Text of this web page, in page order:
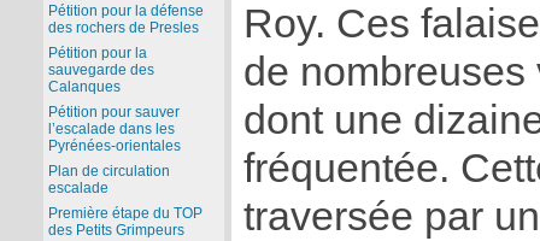
Roy. Ces
de nombreuses
dont une
fréquentée.
traversée par
Pétition pour la défense
des rochers de Presles
Pétition pour la
sauvegarde des
Calanques
Pétition pour sauver
l’escalade dans les
Pyrénées-orientales
Plan de circulation
escalade
Première étape du TOP
des Petits Grimpeurs